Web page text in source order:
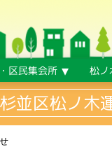
杉並区松ノ木
区民集会所 松ノ